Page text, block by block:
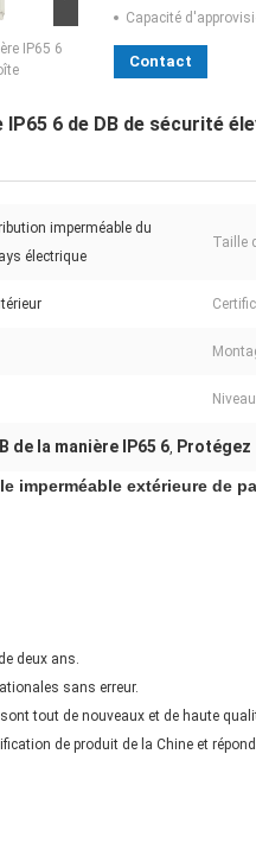
IP65 6
Capacité
Contact
6 de DB de sécurité
imperméable du
électrique
Taille
de la manière IP65 6, Protégez
imperméable extérieure de
deux ans.
sans erreur.
tout de nouveaux et de haute
de produit de la Chine et